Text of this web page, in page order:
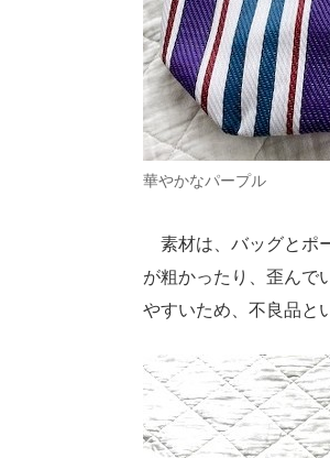
華やかなパープル
素材は、バッグとポ
が粗かったり、歪んで
やすいため、不良品と